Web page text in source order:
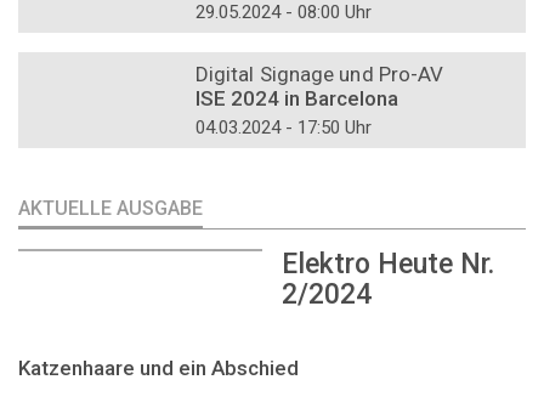
29.05.2024 - 08:00 Uhr
Digital Signage und Pro-AV
ISE 2024 in Barcelona
04.03.2024 - 17:50 Uhr
AKTUELLE AUSGABE
Elektro Heute Nr.
2/2024
Katzenhaare und ein Abschied